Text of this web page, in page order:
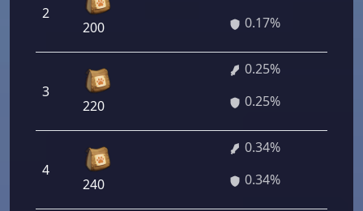
2
200
0.17%
3
220
0.25%
0.25%
4
240
0.34%
0.34%